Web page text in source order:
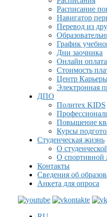
Расписание
Навигатор
Перевод из
График
Дни заочника
Онлайн оплата
Стоимость
Центр
Электронная
ДПО
Политех KIDS
Повышение
Курсы
Студенческая жизнь
О
О спортивной
Контакты
Сведения об
Анкета для опроса